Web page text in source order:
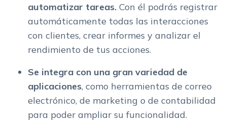
automatizar tareas. Con él podrás registrar
automáticamente todas las interacciones
con clientes, crear informes y analizar el
rendimiento de tus acciones.
Se integra con una gran variedad de
aplicaciones, como herramientas de correo
electrónico, de marketing o de contabilidad
para poder ampliar su funcionalidad.